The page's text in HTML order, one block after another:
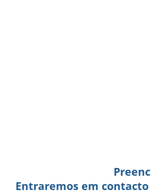
Entraremos em